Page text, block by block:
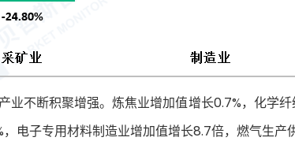
业不断积聚增强。炼焦业增加值增长0.7%，化学
，电子专用材料制造业增加值增长8.7倍，燃气生产